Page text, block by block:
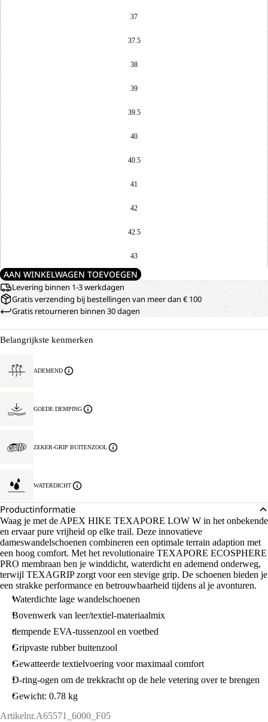
37
37.5
38
39
39.5
40
40.5
41
42
42.5
43
AAN WINKELWAGEN TOEVOEGEN
Levering binnen 1-3 werkdagen
Gratis verzending bij bestellingen van meer dan € 100
Gratis retourneren binnen 30 dagen
Belangrijkste kenmerken
ADEMEND
GOEDE DEMPING
ZEKER-GRIP BUITENZOOL
WATERDICHT
Productinformatie
Waag je met de APEX HIKE TEXAPORE LOW W in het onbekende
en ervaar pure vrijheid op elke trail. Deze innovatieve
dameswandelschoenen combineren een optimale terrain adaption met
een hoog comfort. Met het revolutionaire TEXAPORE ECOSPHERE
PRO membraan ben je winddicht, waterdicht en ademend onderweg,
terwijl TEXAGRIP zorgt voor een stevige grip. De schoenen bieden je
een strakke performance en betrouwbaarheid tijdens al je avonturen.
Waterdichte lage wandelschoenen
Bovenwerk van leer/textiel-materiaalmix
dempende EVA-tussenzool en voetbed
Gripvaste rubber buitenzool
Gewatteerde textielvoering voor maximaal comfort
D-ring-ogen om de trekkracht op de hele vetering over te brengen
Gewicht: 0.78 kg
Artikelnr.A65571_6000_F05